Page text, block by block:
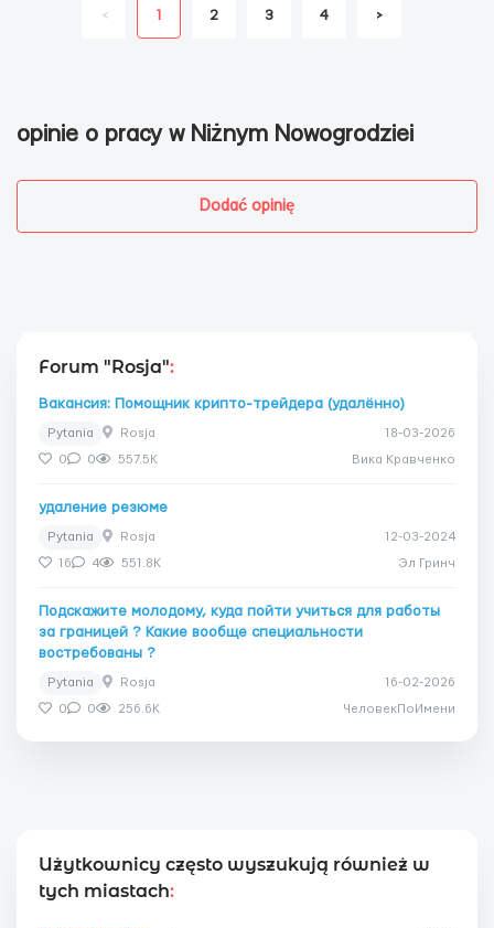
< 1 2 3 4 >
opinie o pracy w Niżnym Nowogrodzieі
Dodać opinię
Forum "Rosja":
Вакансия: Помощник крипто-трейдера (удалённо)
Pytania Rosja 18-03-2026
0 0 557.5K Вика Кравченко
удаление резюме
Pytania Rosja 12-03-2024
16 4 551.8K Эл Гринч
Подскажите молодому, куда пойти учиться для работы
за границей ? Какие вообще специальности
востребованы ?
Pytania Rosja 16-02-2026
0 0 256.6K ЧеловекПоИмени
Użytkownicy często wyszukują również w
tych miastach: